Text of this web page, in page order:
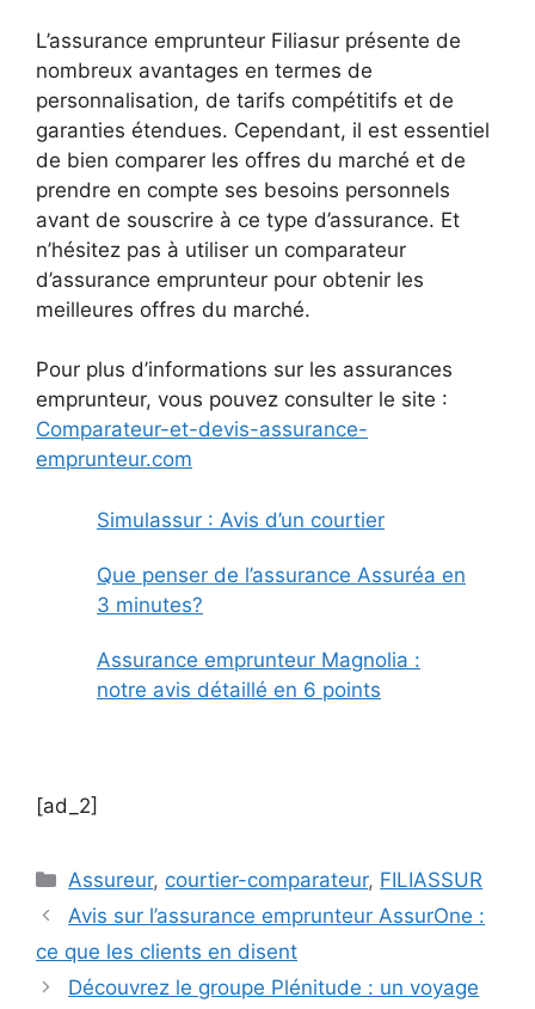
L’assurance emprunteur Filiasur présente de
nombreux avantages en termes de
personnalisation, de tarifs compétitifs et de
garanties étendues. Cependant, il est essentiel
de bien comparer les offres du marché et de
prendre en compte ses besoins personnels
avant de souscrire à ce type d’assurance. Et
n’hésitez pas à utiliser un comparateur
d’assurance emprunteur pour obtenir les
meilleures offres du marché.
Pour plus d’informations sur les assurances
emprunteur, vous pouvez consulter le site :
Comparateur-et-devis-assurance-
emprunteur.com
Simulassur : Avis d’un courtier
Que penser de l’assurance Assuréa en
3 minutes?
Assurance emprunteur Magnolia :
notre avis détaillé en 6 points
[ad_2]
Catégories
Assureur, courtier-comparateur, FILIASSUR
Avis sur l’assurance emprunteur AssurOne :
ce que les clients en disent
Découvrez le groupe Plénitude : un voyage